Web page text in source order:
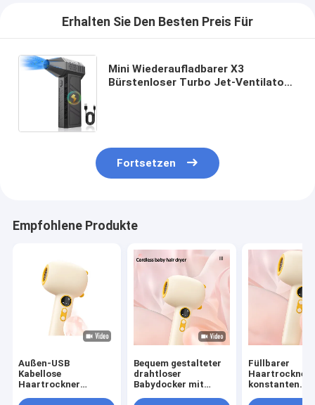
Erhalten Sie Den Besten Preis Für
Mini Wiederaufladbarer X3
Bürstenloser Turbo Jet-Ventilator
Fortsetzen
Empfohlene Produkte
Außen-USB
Kabellose
Haartrockner
Bequem gestalteter
drahtloser
Babydocker mit
Füllbarer
Haartrockner
konstanten